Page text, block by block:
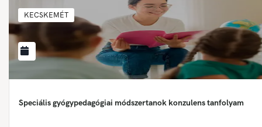
KECSKEMÉT
Speciális gyógypedagógiai módszertanok konzulens tanfolyam